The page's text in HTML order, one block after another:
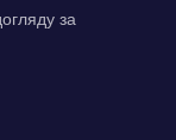
за